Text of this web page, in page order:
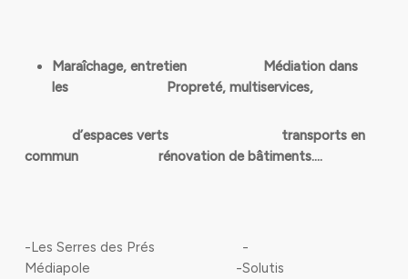
Maraîchage, entretien Médiation dans
les Propreté, multiservices,
d’espaces verts transports en
commun rénovation de bâtiments….
-Les Serres des Prés -
Médiapole -Solutis